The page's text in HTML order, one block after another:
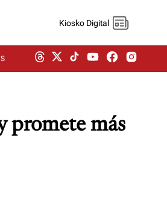
Kiosko Digital
promete más